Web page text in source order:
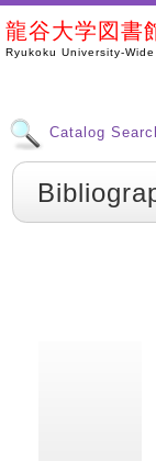
龍谷大学図書
Ryukoku University-
Catalog